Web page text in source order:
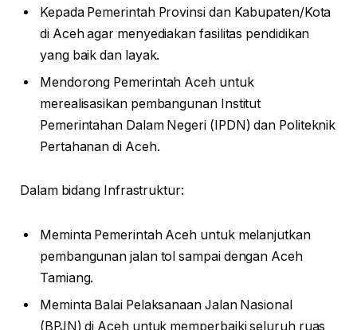
Kepada Pemerintah Provinsi dan Kabupaten/Kota
di Aceh agar menyediakan fasilitas pendidikan
yang baik dan layak.
Mendorong Pemerintah Aceh untuk
merealisasikan pembangunan Institut
Pemerintahan Dalam Negeri (IPDN) dan Politeknik
Pertahanan di Aceh.
Dalam bidang Infrastruktur:
Meminta Pemerintah Aceh untuk melanjutkan
pembangunan jalan tol sampai dengan Aceh
Tamiang.
Meminta Balai Pelaksanaan Jalan Nasional
(BPJN) di Aceh untuk memperbaiki seluruh ruas